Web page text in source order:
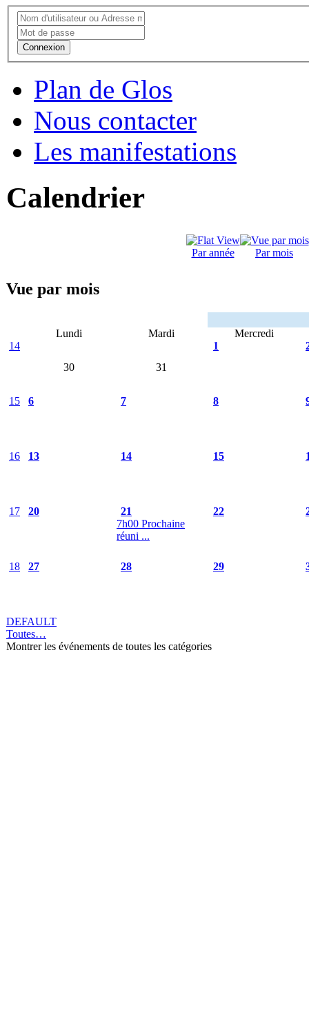
Connexion
Plan de Glos
Nous contacter
Les manifestations
Calendrier
Par année Par mois
Vue par mois
Lundi Mardi
Mercredi
14
30
31
1
15 6 7 8
16 13 14 15
17 20
21
7h00 Prochaine
réuni ...
22
18 27 28 29
DEFAULT
Toutes…
Montrer les événements de toutes les catégories